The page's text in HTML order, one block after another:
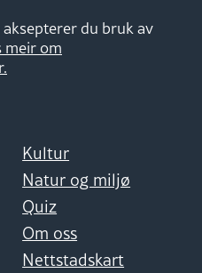
du bruk av
meir om
Kultur
Natur og miljø
Quiz
Om oss
Nettstadskart